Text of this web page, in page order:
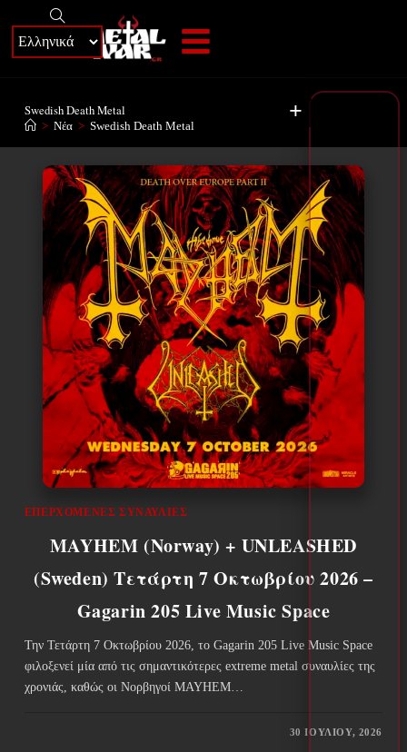
+
Swedish Death Metal
> Νέα > Swedish Death Metal
ΕΠΕΡΧΌΜΕΝΕΣ ΣΥΝΑΥΛΊΕΣ
MAYHEM (Norway) + UNLEASHED
(Sweden) Τετάρτη 7 Οκτωβρίου 2026 –
Gagarin 205 Live Music Space
Την Τετάρτη 7 Οκτωβρίου 2026, το Gagarin 205 Live Music Space
φιλοξενεί μία από τις σημαντικότερες extreme metal συναυλίες της
χρονιάς, καθώς οι Νορβηγοί MAYHEM…
30 ΙΟΥΛΊΟΥ, 2026